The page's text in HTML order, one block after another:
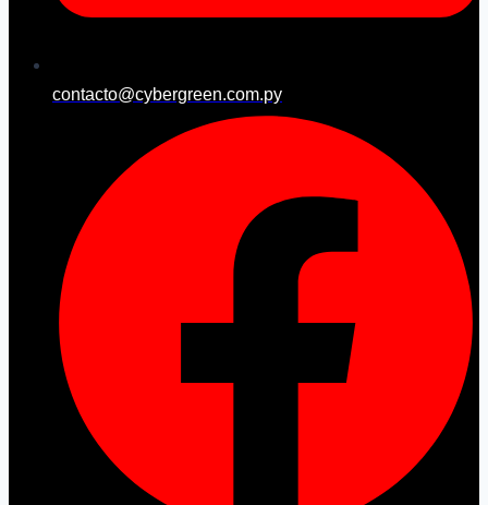
contacto@cybergreen.com.py